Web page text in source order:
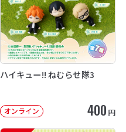
ハイキュー!! ねむらせ隊3
オンライン 400 円